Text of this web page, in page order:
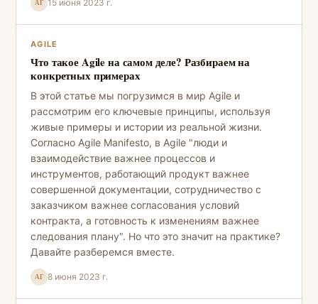
АГ 15 июня 2023 г.
AGILE
Что такое Agile на самом деле? Разбираем на
конкретных примерах
В этой статье мы погрузимся в мир Agile и
рассмотрим его ключевые принципы, используя
живые примеры и истории из реальной жизни.
Согласно Agile Manifesto, в Agile "люди и
взаимодействие важнее процессов и
инструментов, работающий продукт важнее
совершенной документации, сотрудничество с
заказчиком важнее согласования условий
контракта, а готовность к изменениям важнее
следования плану". Но что это значит на практике?
Давайте разберемся вместе.
АГ 8 июня 2023 г.